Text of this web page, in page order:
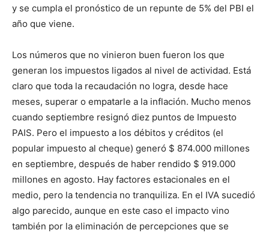
y se cumpla el pronóstico de un repunte de 5% del PBI el
año que viene.
Los números que no vinieron buen fueron los que
generan los impuestos ligados al nivel de actividad. Está
claro que toda la recaudación no logra, desde hace
meses, superar o empatarle a la inflación. Mucho menos
cuando septiembre resignó diez puntos de Impuesto
PAIS. Pero el impuesto a los débitos y créditos (el
popular impuesto al cheque) generó $ 874.000 millones
en septiembre, después de haber rendido $ 919.000
millones en agosto. Hay factores estacionales en el
medio, pero la tendencia no tranquiliza. En el IVA sucedió
algo parecido, aunque en este caso el impacto vino
también por la eliminación de percepciones que se